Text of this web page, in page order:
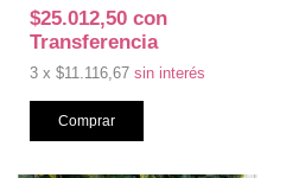
$25.012,50 con
Transferencia
3 x $11.116,67 sin interés